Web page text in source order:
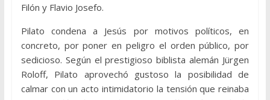
Filón y Flavio Josefo.
Pilato condena a Jesús por motivos políticos, en
concreto, por poner en peligro el orden público, por
sedicioso. Según el prestigioso biblista alemán Jürgen
Roloff, Pilato aprovechó gustoso la posibilidad de
calmar con un acto intimidatorio la tensión que reinaba